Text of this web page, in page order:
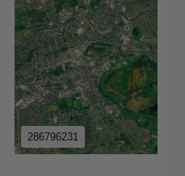
286796231